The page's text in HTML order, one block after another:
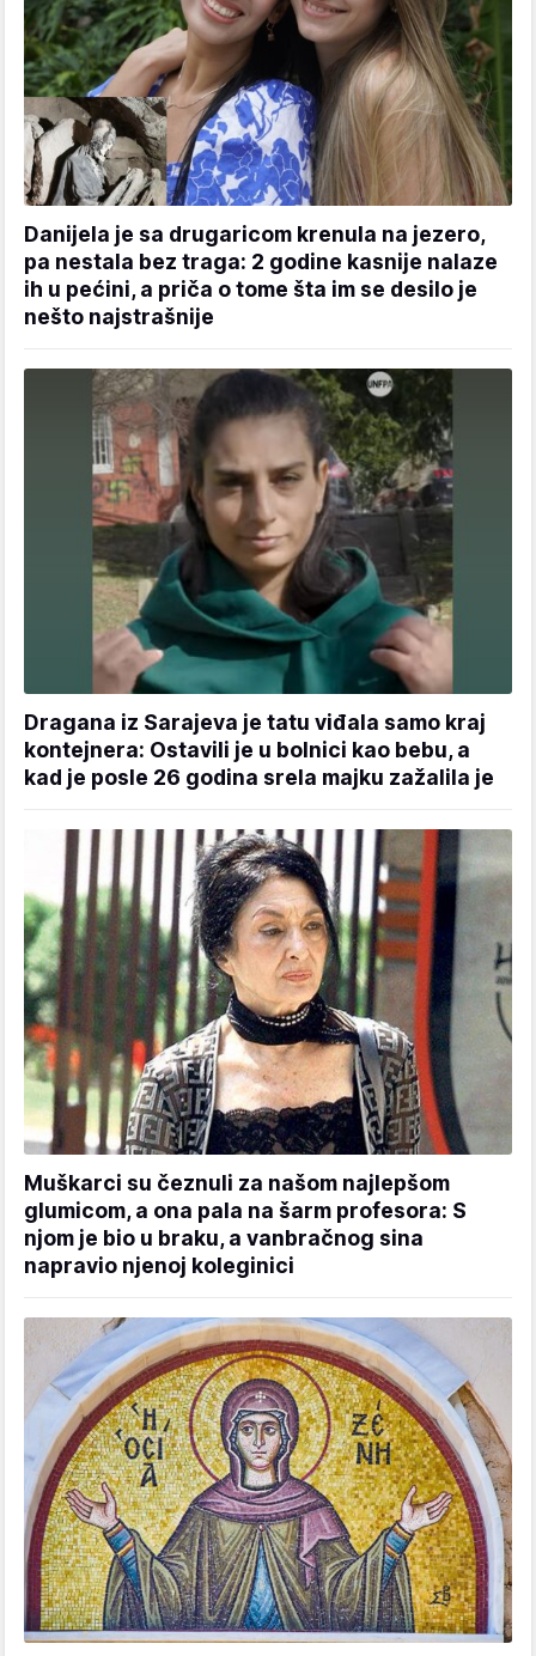
Danijela je sa drugaricom krenula na jezero,
pa nestala bez traga: 2 godine kasnije nalaze
ih u pećini, a priča o tome šta im se desilo je
nešto najstrašnije
Dragana iz Sarajeva je tatu viđala samo kraj
kontejnera: Ostavili je u bolnici kao bebu, a
kad je posle 26 godina srela majku zažalila je
Muškarci su čeznuli za našom najlepšom
glumicom, a ona pala na šarm profesora: S
njom je bio u braku, a vanbračnog sina
napravio njenoj koleginici